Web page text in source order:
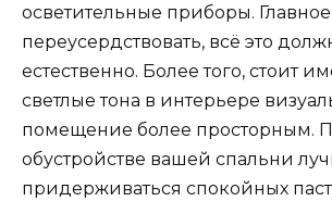
осветительные приборы.
переусердствовать, всё это
естественно. Более того, стоит
светлые тона в интерьере
помещение более просторным.
обустройстве вашей спальни
придерживаться спокойных